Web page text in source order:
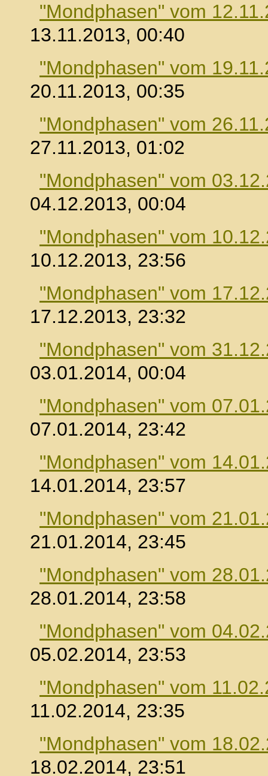
"Mondphasen" vom
13.11.2013, 00:40
"Mondphasen" vom
20.11.2013, 00:35
"Mondphasen" vom
27.11.2013, 01:02
"Mondphasen" vom
04.12.2013, 00:04
"Mondphasen" vom
10.12.2013, 23:56
"Mondphasen" vom
17.12.2013, 23:32
"Mondphasen" vom
03.01.2014, 00:04
"Mondphasen" vom
07.01.2014, 23:42
"Mondphasen" vom
14.01.2014, 23:57
"Mondphasen" vom
21.01.2014, 23:45
"Mondphasen" vom
28.01.2014, 23:58
"Mondphasen" vom
05.02.2014, 23:53
"Mondphasen" vom
11.02.2014, 23:35
"Mondphasen" vom
18.02.2014, 23:51